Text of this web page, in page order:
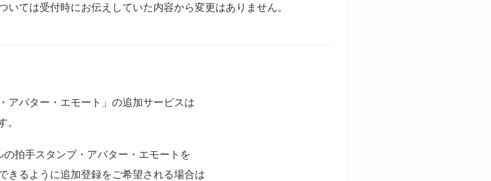
いては受付時にお伝えしていた内容から変更はありません。
アバター・エモート」の追加サービスは
。
拍手スタンプ・アバター・エモートを
きるように追加登録をご希望される場合は